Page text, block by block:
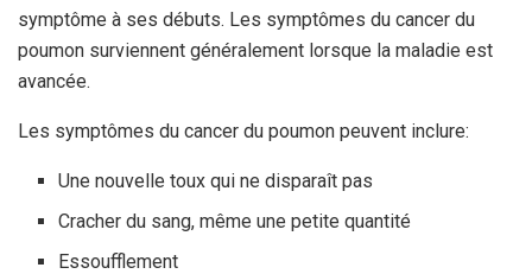
symptôme à ses débuts. Les symptômes du cancer du
poumon surviennent généralement lorsque la maladie est
avancée.
Les symptômes du cancer du poumon peuvent inclure:
Une nouvelle toux qui ne disparaît pas
Cracher du sang, même une petite quantité
Essoufflement